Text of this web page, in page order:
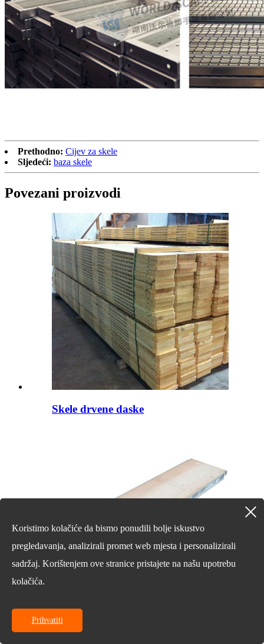
Prethodno: Cijev za skele
Sljedeći: baza skele
Povezani proizvodi
Skele drvene daske
Aluminijske daske od šperploče
Koristimo kolačiće da bismo ponudili bolje iskustvo
pregledavanja, analizirali promet web mjesta i personalizirali
sadržaj. Korištenjem ove stranice pristajete na našu upotrebu
kolačića.
Prihvatiti